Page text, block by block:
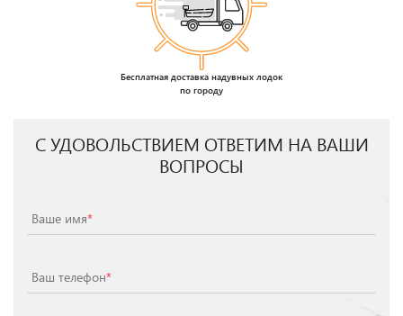
Бесплатная доставка надувных лодок
по городу
С УДОВОЛЬСТВИЕМ ОТВЕТИМ НА ВАШИ
ВОПРОСЫ
Ваше имя*
Ваш телефон*